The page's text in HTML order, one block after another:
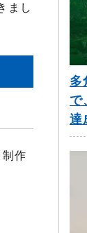
まし
作
多
で
達